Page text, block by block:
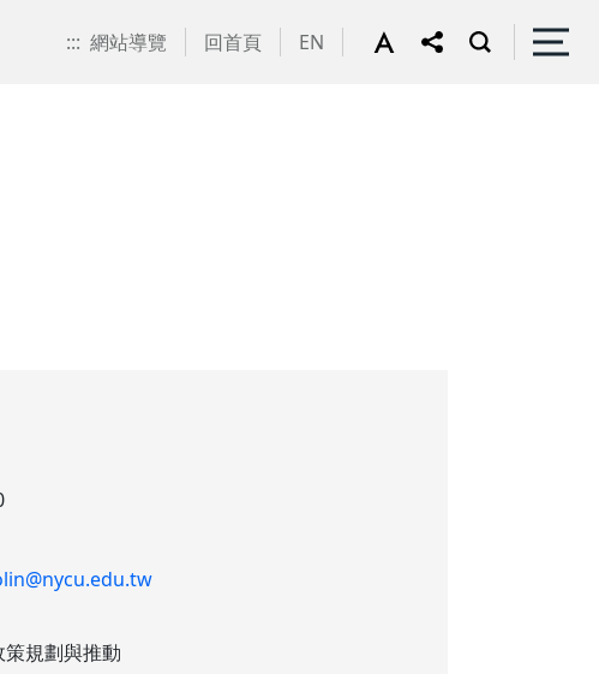
::: 網站導覽 回首頁 EN
規劃與推動